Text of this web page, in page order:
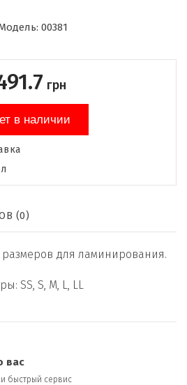
00381
грн
в наличии
(0)
для ламинирования.
SS, S, M, L, LL
вас
быстрый сервис